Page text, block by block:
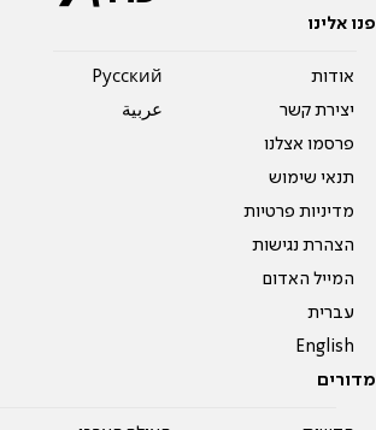
פנו אלינו
אודות
יצירת קשר
פרסמו אצלנו
תנאי שימוש
מדיניות פרטיות
הצהרת נגישות
המייל האדום
עברית
English
Pусский
عربية
מדורים